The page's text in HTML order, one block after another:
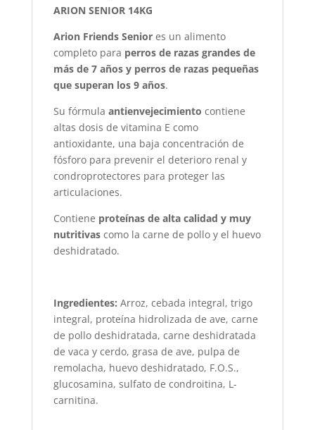
ARION SENIOR 14KG
Arion Friends Seniores un alimento
completo para perros de razas grandes de
más de 7 años y perros de razas pequeñas
que superan los 9 años.
Su fórmula antienvejecimiento contiene
altas dosis de vitamina E como
antioxidante, una baja concentración de
fósforo para prevenir el deterioro renal y
condroprotectores para proteger las
articulaciones.
Contiene proteínas de alta calidad y muy
nutritivascomo la carne de pollo y el huevo
deshidratado.
Ingredientes: Arroz, cebada integral, trigo
integral, proteína hidrolizada de ave, carne
de pollo deshidratada, carne deshidratada
de vaca y cerdo, grasa de ave, pulpa de
remolacha, huevo deshidratado, F.O.S.,
glucosamina, sulfato de condroitina, L-
carnitina.